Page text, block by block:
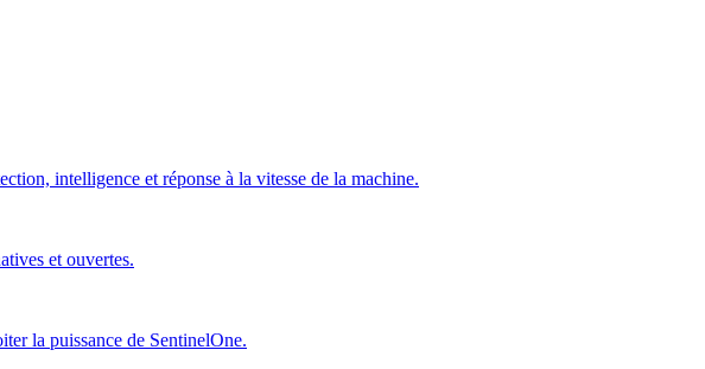
intelligence et réponse à la vitesse de la machine.
et ouvertes.
la puissance de SentinelOne.